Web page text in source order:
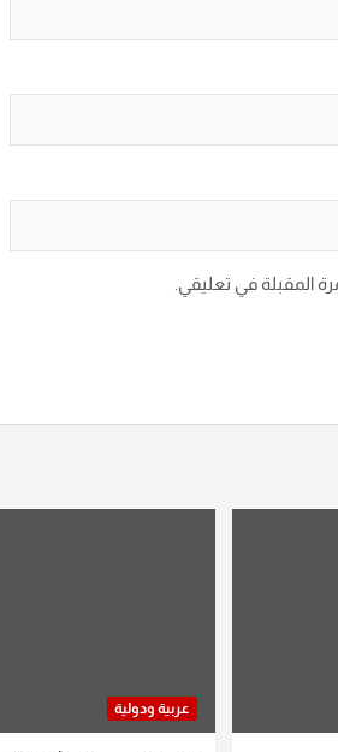
المقبلة في تعليقي.
عربية ودولية